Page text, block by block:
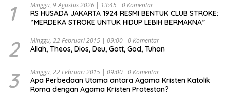
1 Minggu, 9 Agustus 2026 | 13:45 0 Komentar
RS HUSADA JAKARTA 1924 RESMI BENTUK CLUB STROKE:
“MERDEKA STROKE UNTUK HIDUP LEBIH BERMAKNA”
2 Minggu, 22 Februari 2015 | 09:00 0 Komentar
Allah, Theos, Dios, Deu, Gott, God, Tuhan
3 Minggu, 22 Februari 2015 | 09:00 0 Komentar
Apa Perbedaan Utama antara Agama Kristen Katolik
Roma dengan Agama Kristen Protestan?